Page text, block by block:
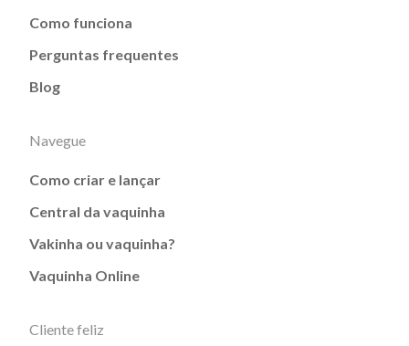
Como funciona
Perguntas frequentes
Blog
Navegue
Como criar e lançar
Central da vaquinha
Vakinha ou vaquinha?
Vaquinha Online
Cliente feliz